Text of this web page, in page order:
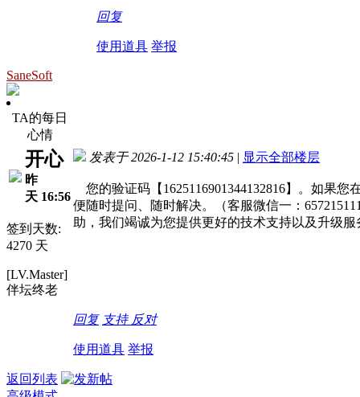
回复
使用道具 举报
SaneSoft
TA的每日
心情
开心
昨
天 16:56
签到天数:
4270 天
[LV.Master]
伴坛终老
发表于 2026-1-12 15:40:45 | 显示全部楼层
您的验证码【1625116901344132816】。如果
便随时提问、随时解决。（客服微信一：
助，我们竭诚为您提供更好的技术支持以及升级服
回复 支持 反对
使用道具 举报
返回列表